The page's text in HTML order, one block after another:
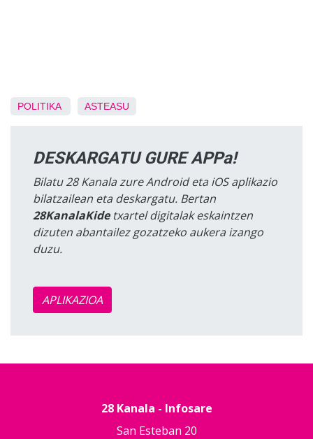
POLITIKA ASTEASU
DESKARGATU GURE APPa!
Bilatu 28 Kanala zure Android eta iOS aplikazio
bilatzailean eta deskargatu. Bertan
28KanalaKidetxartel digitalak eskaintzen
dizuten abantailez gozatzeko aukera izango
duzu.
APLIKAZIOA
28 Kanala - Infosare
San Esteban 20